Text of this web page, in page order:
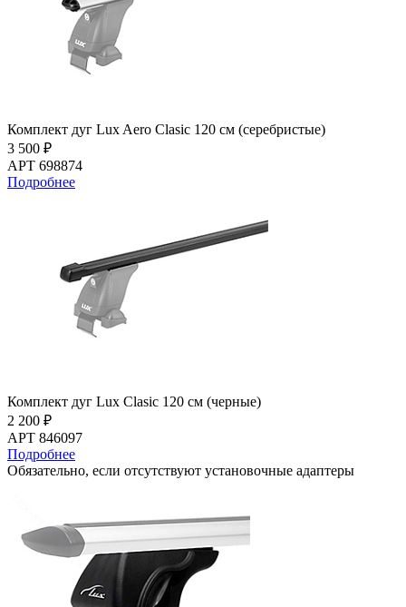
Комплект дуг Lux Aero Clasic 120 см (серебристые)
3 500 ₽
АРТ 698874
Подробнее
Комплект дуг Lux Clasic 120 см (черные)
2 200 ₽
АРТ 846097
Подробнее
Обязательно, если отсутствуют установочные адаптеры